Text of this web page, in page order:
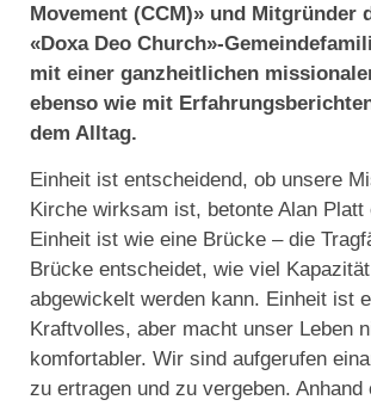
Movement (CCM)» und Mitgründer
«Doxa Deo Church»-
mit einer ganzheitlichen
ebenso wie mit
dem Alltag.
Einheit ist entscheidend, ob unsere
Kirche wirksam ist, betonte Alan Platt
Einheit ist wie eine Brücke – die
Brücke entscheidet, wie viel
abgewickelt werden kann. Einheit ist
Kraftvolles, aber macht unser Leben
komfortabler. Wir sind aufgerufen
zu ertragen und zu vergeben. Anhand